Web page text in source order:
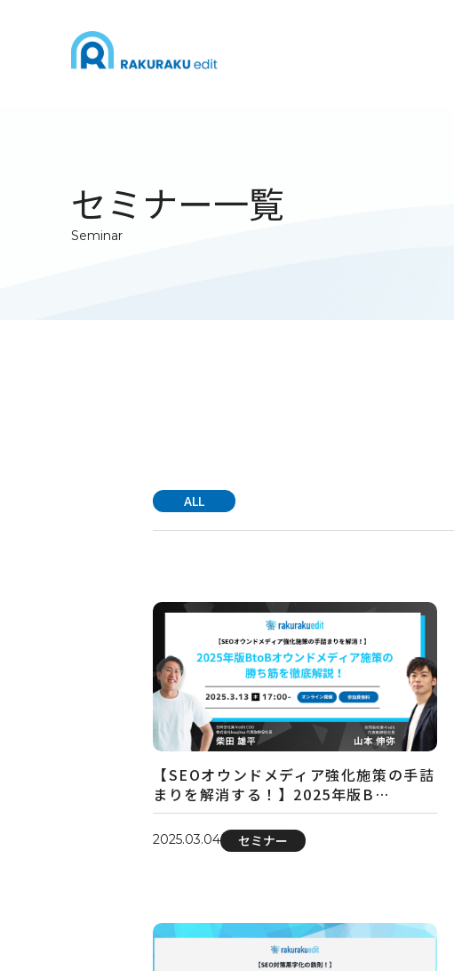
セミナー一覧
Seminar
ALL
【SEOオウンドメディア強化施策の手詰
まりを解消する！】2025年版B…
2025.03.04 セミナー